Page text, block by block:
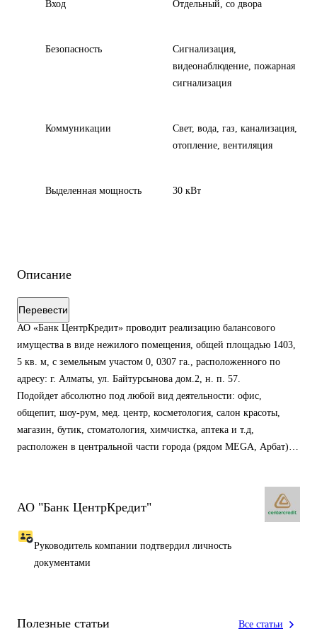
Вход Отдельный, со двора
Безопасность
Сигнализация,
видеонаблюдение, пожарная
сигнализация
Коммуникации
Свет, вода, газ, канализация,
отопление, вентиляция
Выделенная мощность 30 кВт
Описание
Перевести
АО «Банк ЦентрКредит» проводит реализацию балансового
имущества в виде нежилого помещения, общей площадью 1403,
5 кв. м, с земельным участом 0, 0307 га., расположенного по
адресу: г. Алматы, ул. Байтурсынова дом.2, н. п. 57.
Подойдет абсолютно под любой вид деятельности: офис,
общепит, шоу-рум, мед. центр, косметология, салон красоты,
магазин, бутик, стоматология, химчистка, аптека и т.д,
расположен в центральной части города (рядом MEGA, Арбат).
Витражные окна со стороны проспекта Байтурсынова на всю
длину торговой площади.
Цокольный этаж имеет много отдельных комнат которые можно
использовать как кабинеты или склад.
год постройки: 1971 г. ;
Цокольный этаж: 592 м2;
АО "Банк ЦентрКредит"
Руководитель компании подтвердил личность
документами
Полезные статьи Все статьи